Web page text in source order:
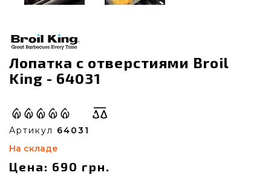
Лопатка с отверстиями Broil
King - 64031
Артикул 64031
На складе
Цена: 690 грн.